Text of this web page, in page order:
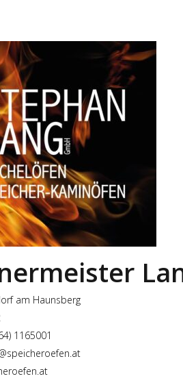
am Haunsberg
1165001